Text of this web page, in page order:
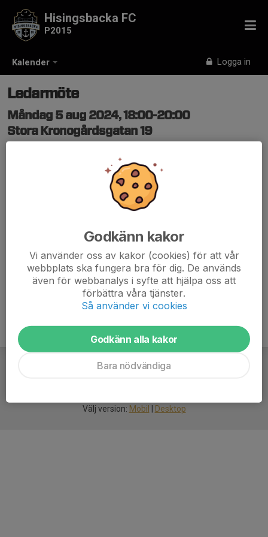
Kalender Logga in
Hisingsbacka FC
P2015
Ledarmöte
Måndag 5 aug 2024, 18:00-20:00
Stora Kronogårdsgatan 19
Välj version: Mobil Desktop
Godkänn kakor
Vi använder oss av kakor (cookies) för att vår
webbplats ska fungera bra för dig. De används
även för webbanalys i syfte att hjälpa oss att
förbättra våra tjänster.
Så använder vi cookies
Godkänn alla kakor
Bara nödvändiga